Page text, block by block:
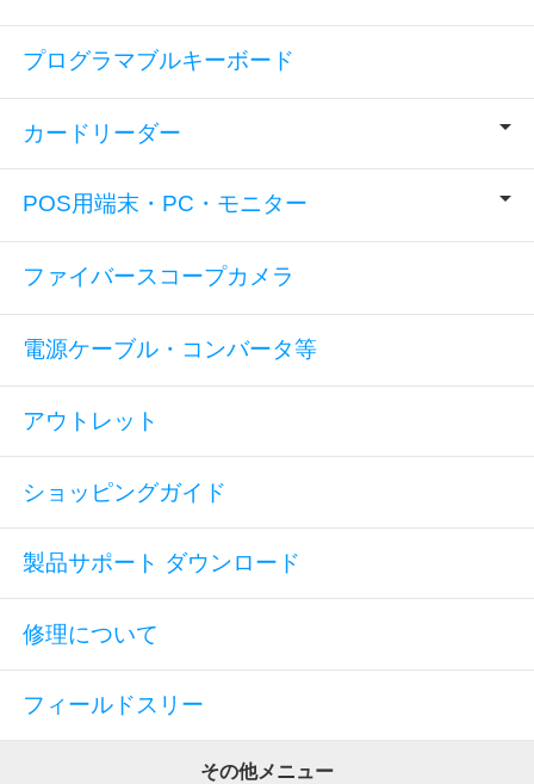
プログラマブルキーボード
カードリーダー
POS用端末・PC・モニター
ファイバースコープカメラ
電源ケーブル・コンバータ等
アウトレット
ショッピングガイド
製品サポート ダウンロード
修理について
フィールドスリー
その他メニュー